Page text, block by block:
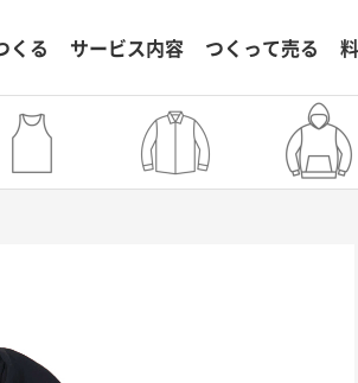
くる サービス内容 つくって売る